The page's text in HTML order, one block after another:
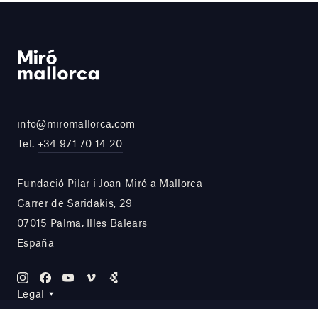
info@miromallorca.com
Tel. +34 971 70 14 20
Fundació Pilar i Joan Miró a Mallorca
Carrer de Saridakis, 29
07015 Palma, Illes Balears
España
Legal